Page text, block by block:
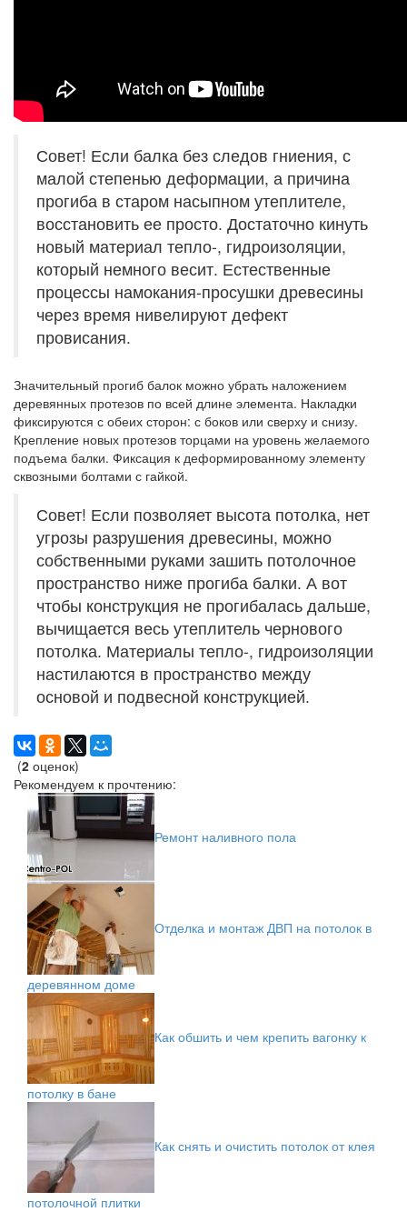
Совет! Если балка без следов гниения, с
малой степенью деформации, а причина
прогиба в старом насыпном утеплителе,
восстановить ее просто. Достаточно кинуть
новый материал тепло-, гидроизоляции,
который немного весит. Естественные
процессы намокания-просушки древесины
через время нивелируют дефект
провисания.
Значительный прогиб балок можно убрать наложением
деревянных протезов по всей длине элемента. Накладки
фиксируются с обеих сторон: с боков или сверху и снизу.
Крепление новых протезов торцами на уровень желаемого
подъема балки. Фиксация к деформированному элементу
сквозными болтами с гайкой.
Совет! Если позволяет высота потолка, нет
угрозы разрушения древесины, можно
собственными руками зашить потолочное
пространство ниже прогиба балки. А вот
чтобы конструкция не прогибалась дальше,
вычищается весь утеплитель чернового
потолка. Материалы тепло-, гидроизоляции
настилаются в пространство между
основой и подвесной конструкцией.
(2 оценок)
Рекомендуем к прочтению:
Ремонт наливного пола
Отделка и монтаж ДВП на потолок в
деревянном доме
Как обшить и чем крепить вагонку к
потолку в бане
Как снять и очистить потолок от клея
потолочной плитки